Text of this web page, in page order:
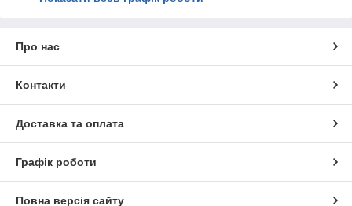
Про нас
Контакти
Доставка та оплата
Графік роботи
Повна версія сайту